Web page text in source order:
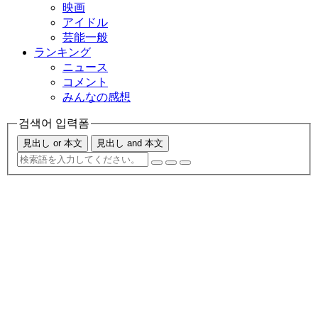
映画
アイドル
芸能一般
ランキング
ニュース
コメント
みんなの感想
검색어 입력폼
見出し or 本文 見出し and 本文